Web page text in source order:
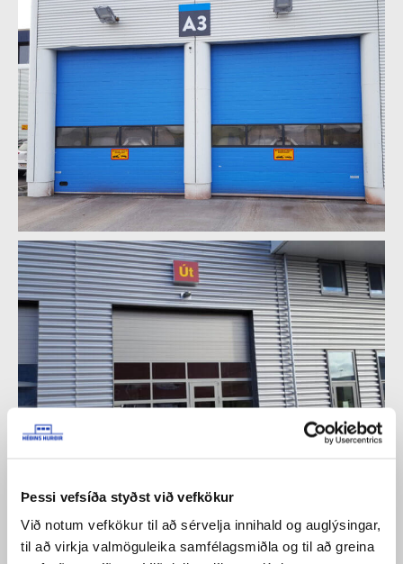
Þessi vefsíða styðst við vefkökur
Við notum vefkökur til að sérvelja innihald og auglýsingar,
til að virkja valmöguleika samfélagsmiðla og til að greina